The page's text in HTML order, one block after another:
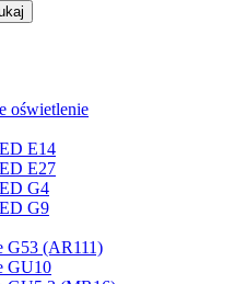
oświetlenie
E14
E27
G4
G9
G53 (AR111)
GU10